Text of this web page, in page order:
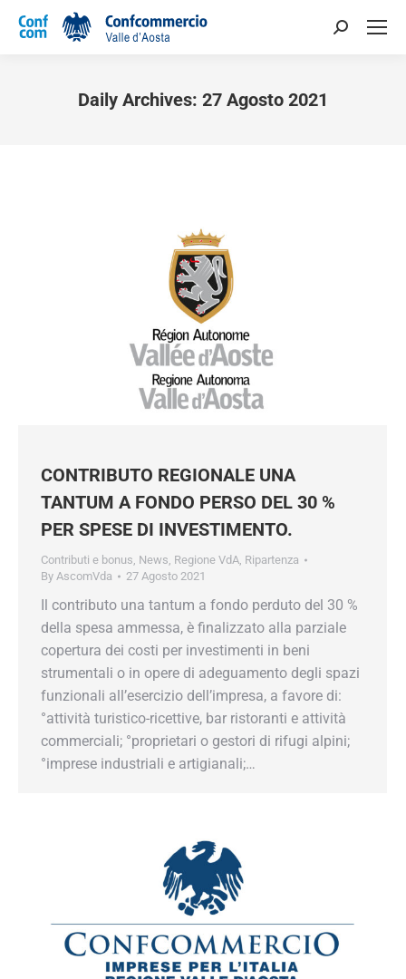
Daily Archives: 27 Agosto 2021
CONTRIBUTO REGIONALE UNA
TANTUM A FONDO PERSO DEL 30 %
PER SPESE DI INVESTIMENTO.
Contributi e bonus, News, Regione VdA, Ripartenza
By AscomVda 27 Agosto 2021
Il contributo una tantum a fondo perduto del 30 %
della spesa ammessa, è finalizzato alla parziale
copertura dei costi per investimenti in beni
strumentali o in opere di adeguamento degli spazi
funzionali all’esercizio dell’impresa, a favore di:
°attività turistico-ricettive, bar ristoranti e attività
commerciali; °proprietari o gestori di rifugi alpini;
°imprese industriali e artigianali;…